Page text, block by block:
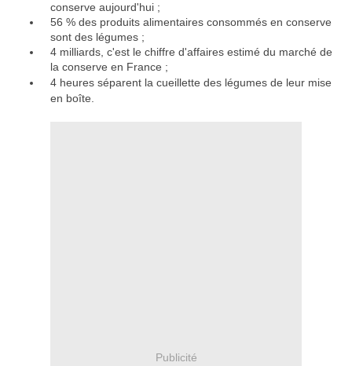
conserve aujourd'hui ;
56 % des produits alimentaires consommés en conserve
sont des légumes ;
4 milliards, c'est le chiffre d'affaires estimé du marché de
la conserve en France ;
4 heures séparent la cueillette des légumes de leur mise
en boîte.
Publicité